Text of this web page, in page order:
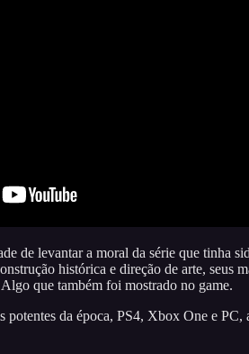
de levantar a moral da série que tinha
histórica e direção de arte, seus
que também foi mostrado no game.
potentes da época, PS4, Xbox One e